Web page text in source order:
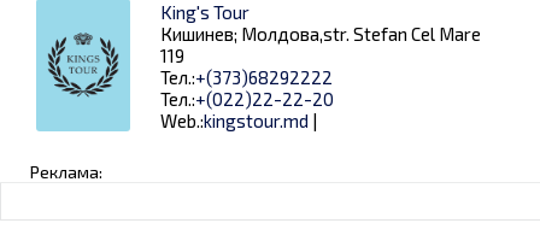
King's Tour
Кишинев; Молдова,str. Stefan Cel Mare
119
Тел.:+(373)68292222
Тел.:+(022)22-22-20
Web.:kingstour.md |
Реклама: